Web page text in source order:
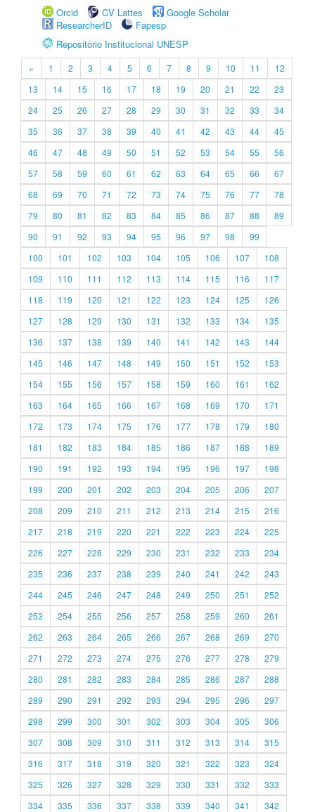
Orcid
CV Lattes
Google Scholar
ResearcherID
Fapesp
Repositório Institucional UNESP
« 1 2 3 4 5 6 7 8 9 10 11
12
13
14 15 16 17 18 19 20 21 22
23
24
25 26 27 28 29 30 31 32 33
34
35
36 37 38 39 40 41 42 43 44
45
46
47 48 49 50 51 52 53 54 55
56
57
58 59 60 61 62 63 64 65 66
67
68
69 70 71 72 73 74 75 76 77
78
79
80 81 82 83 84 85 86 87 88
89
90
91 92 93 94 95 96 97 98
99
100
101 102 103 104 105 106 107
108
109
110 111 112 113 114 115 116
117
118
119 120 121 122 123 124 125
126
127
128 129 130 131 132 133 134
135
136
137 138 139 140 141 142 143
144
145
146 147 148 149 150 151 152
153
154
155 156 157 158 159 160 161
162
163
164 165 166 167 168 169 170
171
172
173 174 175 176 177 178 179
180
181
182 183 184 185 186 187 188
189
190
191 192 193 194 195 196 197
198
199
200 201 202 203 204 205 206
207
208
209 210 211 212 213 214 215
216
217
218 219 220 221 222 223 224
225
226
227 228 229 230 231 232 233
234
235
236 237 238 239 240 241 242
243
244
245 246 247 248 249 250 251
252
253
254 255 256 257 258 259 260
261
262
263 264 265 266 267 268 269
270
271
272 273 274 275 276 277 278
279
280
281 282 283 284 285 286 287
288
289
290 291 292 293 294 295 296
297
298
299 300 301 302 303 304 305
306
307
308 309 310 311 312 313 314
315
316
317 318 319 320 321 322 323
324
325
326 327 328 329 330 331 332
333
334
335 336 337 338 339 340 341 342